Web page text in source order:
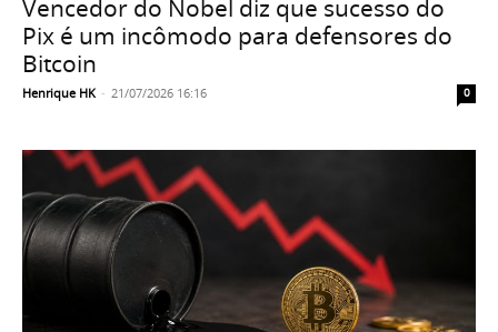
Vencedor do Nobel diz que sucesso do
Pix é um incômodo para defensores do
Bitcoin
Henrique HK - 21/07/2026 16:16 0